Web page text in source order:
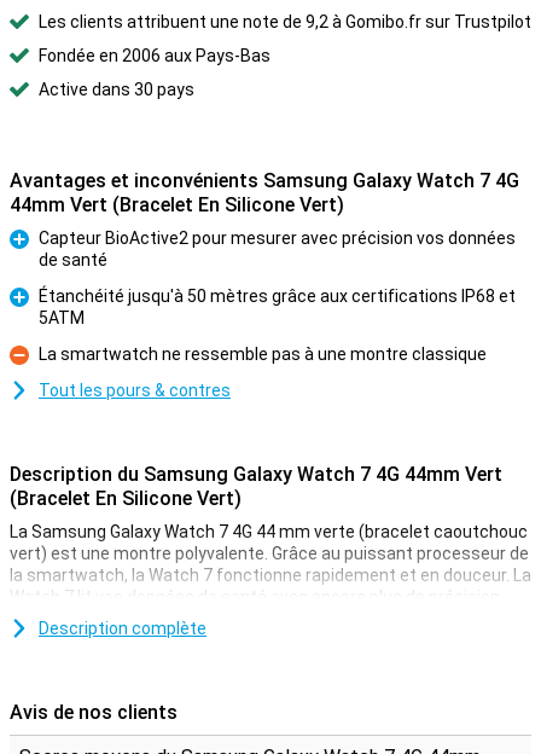
Les clients attribuent une note de 9,2 à Gomibo.fr sur Trustpilot
Fondée en 2006 aux Pays-Bas
Active dans 30 pays
Avantages et inconvénients Samsung Galaxy Watch 7 4G
44mm Vert (Bracelet En Silicone Vert)
Pour
Capteur BioActive2 pour mesurer avec précision vos données
de santé
Pour
Étanchéité jusqu'à 50 mètres grâce aux certifications IP68 et
5ATM
Contre
La smartwatch ne ressemble pas à une montre classique
Tout les pours & contres
Description du Samsung Galaxy Watch 7 4G 44mm Vert
(Bracelet En Silicone Vert)
La Samsung Galaxy Watch 7 4G 44 mm verte (bracelet caoutchouc
vert) est une montre polyvalente. Grâce au puissant processeur de
la smartwatch, la Watch 7 fonctionne rapidement et en douceur. La
Watch 7 lit vos données de santé avec encore plus de précision
grâce au capteur BioActive intégré2. Les outils Galaxy AI intégrés
vous aident à faire du sport et grâce à la certification ATM 5 et au
Samsung Galaxy Watch 7 est également sûre, notamment grâce à
Description complète
Avis de nos clients